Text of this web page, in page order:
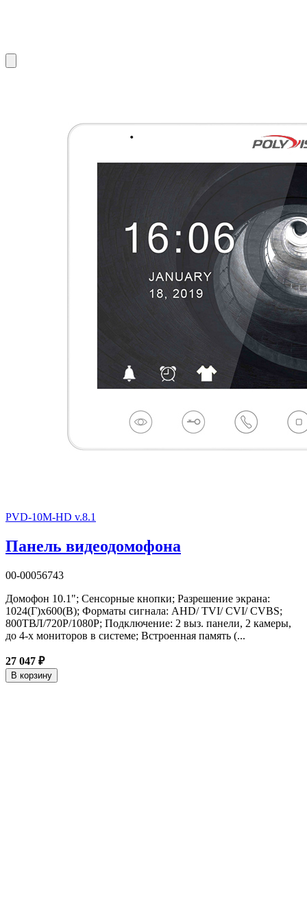
PVD-10M-HD v.8.1
Панель видеодомофона
00-00056743
Домофон 10.1"; Сенсорные кнопки; Разрешение экрана:
1024(Г)x600(В); Форматы сигнала: AHD/ TVI/ CVI/ CVBS;
800ТВЛ/720P/1080P; Подключение: 2 выз. панели, 2 камеры,
до 4-х мониторов в системе; Встроенная память (...
27 047 ₽
В корзину